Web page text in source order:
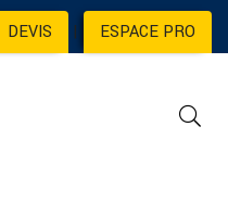
DEVIS | ESPACE PRO